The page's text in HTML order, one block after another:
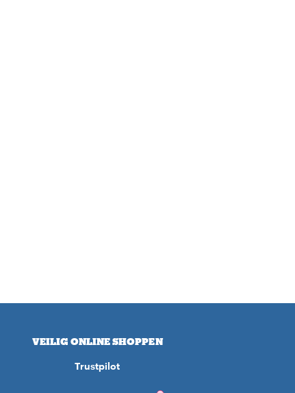
VEILIG ONLINE SHOPPEN
Trustpilot